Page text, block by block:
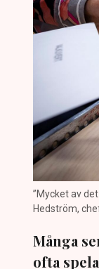
”Mycket av
Hedström,
Många
ofta